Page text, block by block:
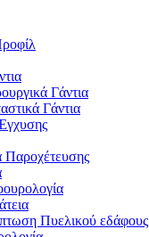
Γάντια
Γάντια
Παροχέτευσης
Πυελικού εδάφους